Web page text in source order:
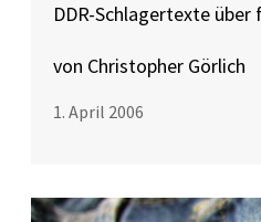
DDR-Schlagertexte über
von Christopher Görlich
1. April 2006